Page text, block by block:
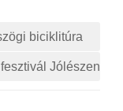
biciklitúra
Jólészen